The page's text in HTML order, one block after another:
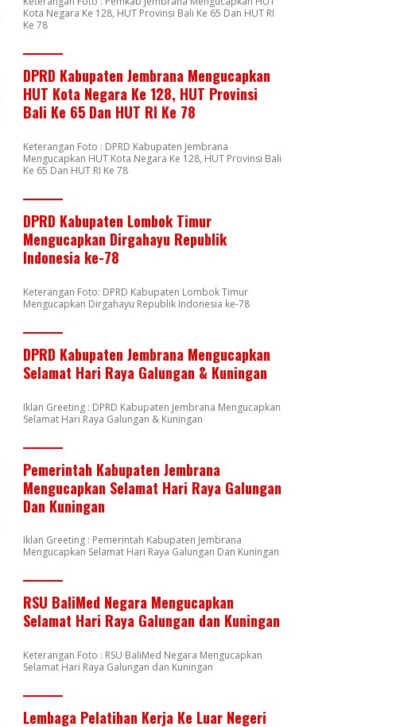
Kota Negara Ke 128, HUT Provinsi Bali Ke 65 Dan HUT RI
Ke 78
DPRD Kabupaten Jembrana Mengucapkan
HUT Kota Negara Ke 128, HUT Provinsi
Bali Ke 65 Dan HUT RI Ke 78
Keterangan Foto : DPRD Kabupaten Jembrana
Mengucapkan HUT Kota Negara Ke 128, HUT Provinsi Bali
Ke 65 Dan HUT RI Ke 78
DPRD Kabupaten Lombok Timur
Mengucapkan Dirgahayu Republik
Indonesia ke-78
Keterangan Foto: DPRD Kabupaten Lombok Timur
Mengucapkan Dirgahayu Republik Indonesia ke-78
DPRD Kabupaten Jembrana Mengucapkan
Selamat Hari Raya Galungan & Kuningan
Iklan Greeting : DPRD Kabupaten Jembrana Mengucapkan
Selamat Hari Raya Galungan & Kuningan
Pemerintah Kabupaten Jembrana
Mengucapkan Selamat Hari Raya Galungan
Dan Kuningan
Iklan Greeting : Pemerintah Kabupaten Jembrana
Mengucapkan Selamat Hari Raya Galungan Dan Kuningan
RSU BaliMed Negara Mengucapkan
Selamat Hari Raya Galungan dan Kuningan
Keterangan Foto : RSU BaliMed Negara Mengucapkan
Selamat Hari Raya Galungan dan Kuningan
Lembaga Pelatihan Kerja Ke Luar Negeri